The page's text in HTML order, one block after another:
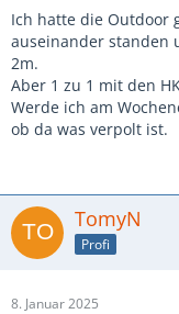
Ich hatte die Outdoor
auseinander standen
2m.
Aber 1 zu 1 mit den
Werde ich am
ob da was verpolt ist.
TomyN
Profi
8. Januar 2025